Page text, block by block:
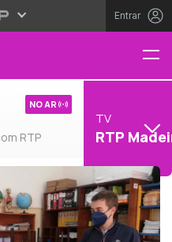
Entrar
RTP
NO AR
TV
RTP